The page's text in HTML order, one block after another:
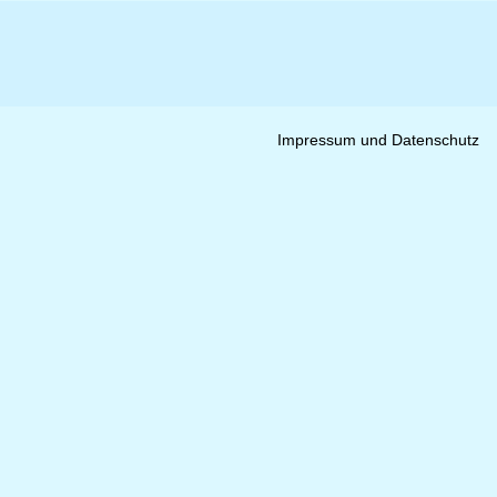
Impressum und Datenschutz